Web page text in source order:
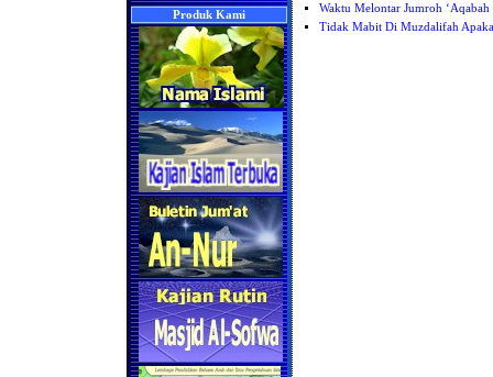
Produk Kami
Waktu Melontar Jumroh ‘Aqabah
Tidak Mabit Di Muzdalifah